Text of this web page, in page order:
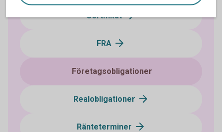
Certifikat
FRA
Företagsobligationer
Realobligationer
Ränteterminer